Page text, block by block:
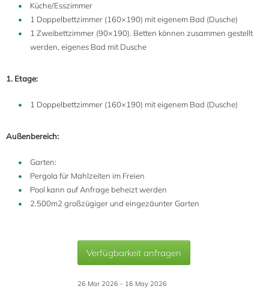
Küche/Esszimmer
1 Doppelbettzimmer (160×190) mit eigenem Bad (Dusche)
1 Zweibettzimmer (90×190). Betten können zusammen gestellt
werden, eigenes Bad mit Dusche
1. Etage:
1 Doppelbettzimmer (160×190) mit eigenem Bad (Dusche)
Außenbereich:
Garten:
Pergola für Mahlzeiten im Freien
Pool kann auf Anfrage beheizt werden
2.500m2 großzügiger und eingezäunter Garten
Verfügbarkeit anfragen
26 Mar 2026 - 16 May 2026